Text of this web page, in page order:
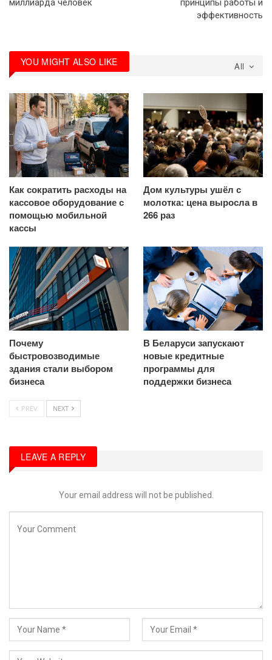
миллиарда человек
принципы работы и
эффективность
All
YOU MIGHT ALSO LIKE
Как сократить расходы на
кассовое оборудование с
помощью мобильной
кассы
Дом культуры ушёл с
молотка: цена выросла в
266 раз
Почему
быстровозводимые
здания стали выбором
бизнеса
В Беларуси запускают
новые кредитные
программы для
поддержки бизнеса
PREV NEXT
LEAVE A REPLY
Your email address will not be published.